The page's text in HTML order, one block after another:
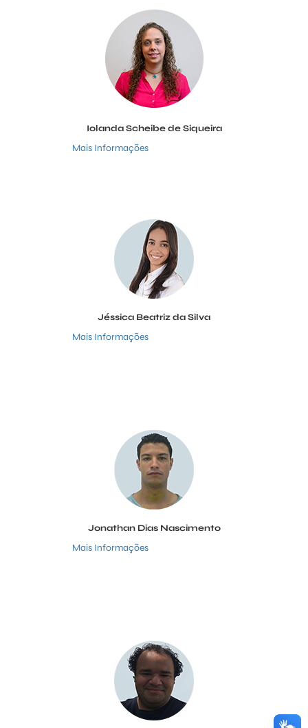
Iolanda Scheibe de Siqueira
Mais Informações
Jéssica Beatriz da Silva
Mais Informações
Jonathan Dias Nascimento
Mais Informações